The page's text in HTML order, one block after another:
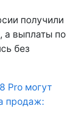
получили
а выплаты по
без
Pro могут
продаж: